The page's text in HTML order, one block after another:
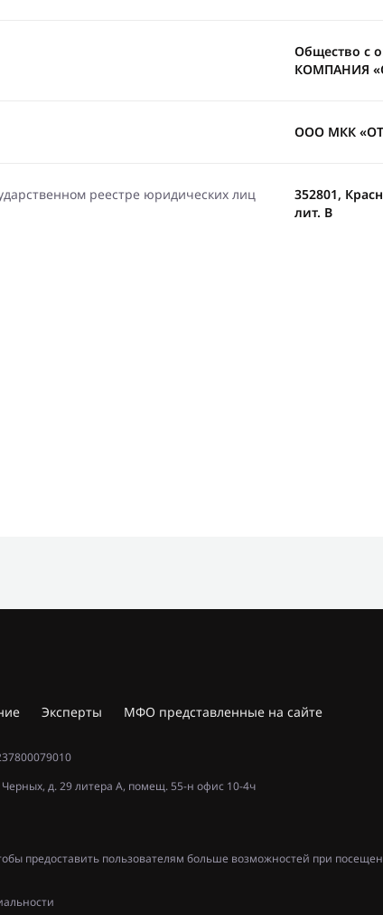
Общество с
КОМПАНИЯ
ООО МКК
реестре юридических лиц
352801,
лит. В
Эксперты МФО представленные на сайте
Черных, д. 29 литера А, помещ. 55-н офис 10-4ч
предоставить пользователям больше возможностей при